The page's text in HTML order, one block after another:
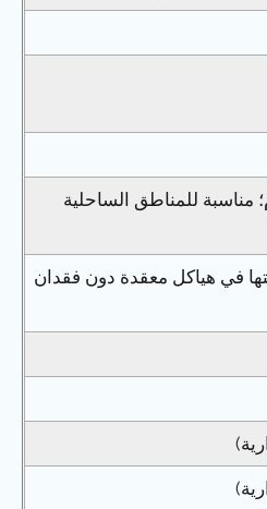
مناسبة للمناطق الساحلية
في هياكل معقدة دون فقدان